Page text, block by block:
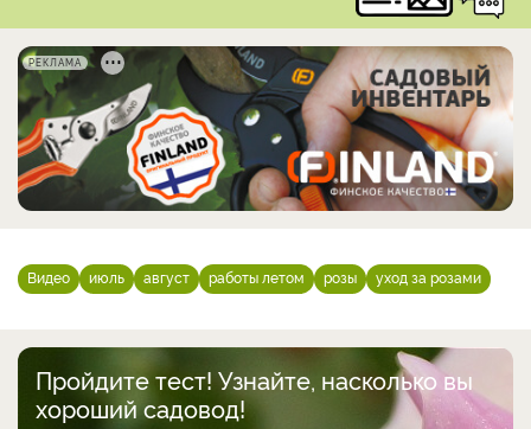
РЕКЛАМА
Видео июль август работы летом розы уход за розами
Пройдите тест! Узнайте, насколько вы
хороший садовод!